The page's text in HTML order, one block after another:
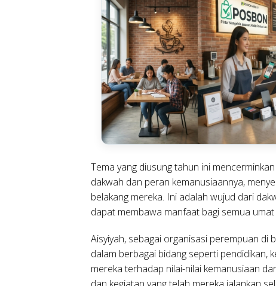
Tema yang diusung tahun ini
dakwah dan peran kemanusiaannya,
belakang mereka. Ini adalah wujud dari
dapat membawa manfaat bagi semua umat
Aisyiyah, sebagai organisasi perempuan
dalam berbagai bidang seperti pendidikan,
mereka terhadap nilai-nilai kemanusiaan